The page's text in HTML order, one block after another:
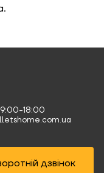
18:00
дзвінок